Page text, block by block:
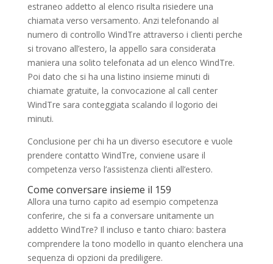
estraneo addetto al elenco risulta risiedere una
chiamata verso versamento. Anzi telefonando al
numero di controllo WindTre attraverso i clienti perche
si trovano all’estero, la appello sara considerata
maniera una solito telefonata ad un elenco WindTre.
Poi dato che si ha una listino insieme minuti di
chiamate gratuite, la convocazione al call center
WindTre sara conteggiata scalando il logorio dei
minuti.
Conclusione per chi ha un diverso esecutore e vuole
prendere contatto WindTre, conviene usare il
competenza verso l’assistenza clienti all’estero.
Come conversare insieme il 159
Allora una turno capito ad esempio competenza
conferire, che si fa a conversare unitamente un
addetto WindTre? Il incluso e tanto chiaro: bastera
comprendere la tono modello in quanto elenchera una
sequenza di opzioni da prediligere.